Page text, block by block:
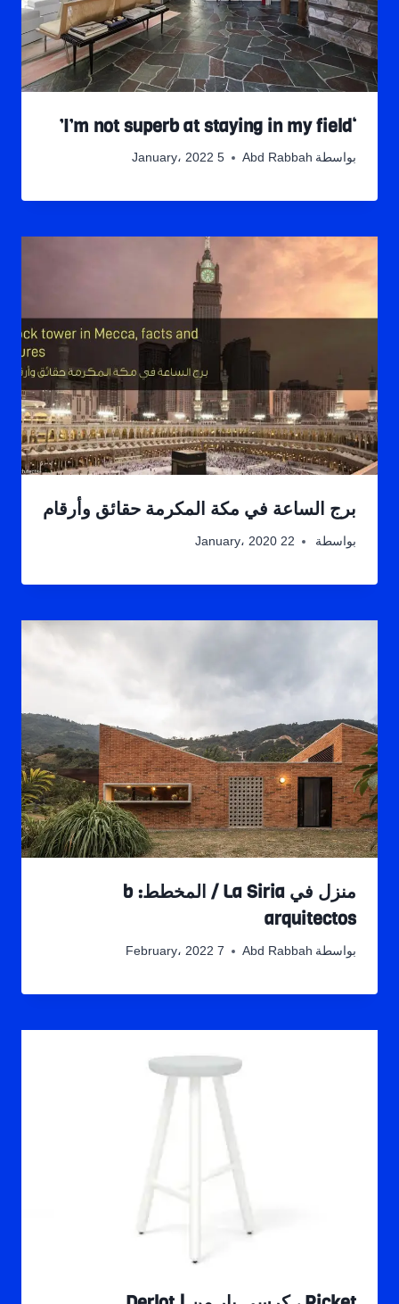
‘I’m not superb at staying in my field’
بواسطة Abd Rabbah 5 January، 2022
برج الساعة في مكة المكرمة حقائق وأرقام
بواسطة 22 January، 2020
منزل في La Siria / المخطط: b
arquitectos
بواسطة Abd Rabbah 7 February، 2022